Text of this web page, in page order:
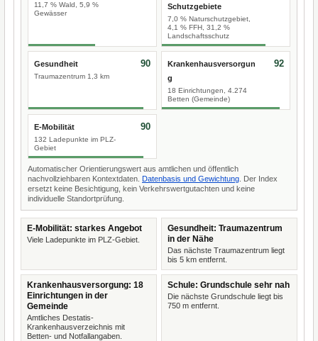
11,7 % Wald, 5,9 %
Gewässer
Schutzgebiete
7,0 % Naturschutzgebiet,
4,1 % FFH, 31,2 %
Landschaftsschutz
Gesundheit
Traumazentrum 1,3 km
90
Krankenhausversorgun
g
18 Einrichtungen, 4.274
Betten (Gemeinde)
92
E-Mobilität
132 Ladepunkte im PLZ-
Gebiet
90
Automatischer Orientierungswert aus amtlichen und öffentlich
nachvollziehbaren Kontextdaten. Datenbasis und Gewichtung . Der Index
ersetzt keine Besichtigung, kein Verkehrswertgutachten und keine
individuelle Standortprüfung.
E-Mobilität: starkes Angebot
Viele Ladepunkte im PLZ-Gebiet.
Gesundheit: Traumazentrum
in der Nähe
Das nächste Traumazentrum liegt
bis 5 km entfernt.
Krankenhausversorgung: 18
Einrichtungen in der
Gemeinde
Amtliches Destatis-
Krankenhausverzeichnis mit
Betten- und Notfallangaben.
Schule: Grundschule sehr nah
Die nächste Grundschule liegt bis
750 m entfernt.